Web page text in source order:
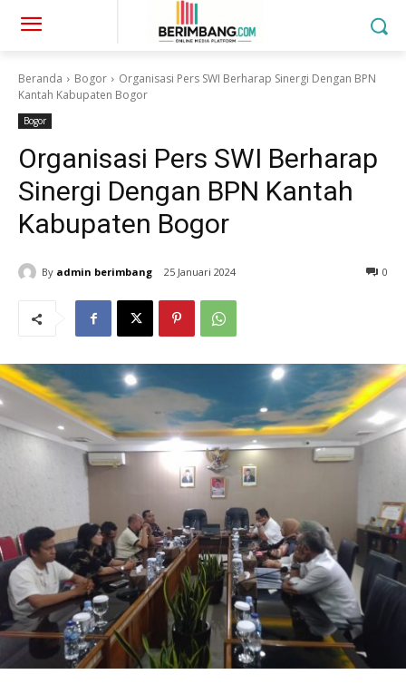
Beranda Bogor
Organisasi Pers SWI Berharap Sinergi Dengan BPN
Kantah Kabupaten Bogor
Bogor
Organisasi Pers SWI Berharap
Sinergi Dengan BPN Kantah
Kabupaten Bogor
By admin berimbang 25 Januari 2024 0